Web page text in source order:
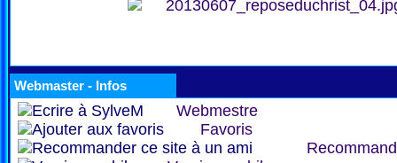
Webmaster - Infos
Webmestre
Favoris